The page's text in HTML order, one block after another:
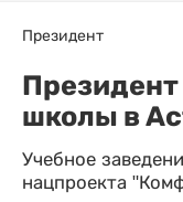
Президент
школы в
Учебное
нацпроекта